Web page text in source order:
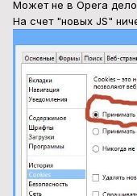
Может не в Opera
На счет "новых JS"